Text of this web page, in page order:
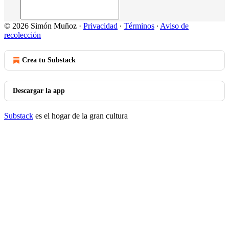
© 2026 Simón Muñoz · Privacidad ∙ Términos ∙ Aviso de
recolección
Crea tu Substack
Descargar la app
Substack es el hogar de la gran cultura